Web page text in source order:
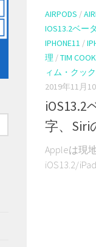
AIRPODS /
IOS13.2ベー
IPHONE11 /
理 /TIM COOK
ィム・クック
2019年11月
字、Siri
Appleは現
iOS13.2/